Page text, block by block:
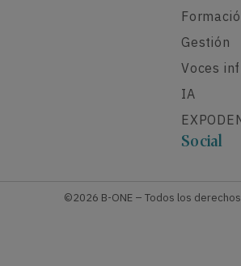
Gestión
Voces
IA
Social
©2026 B-ONE – Todos los